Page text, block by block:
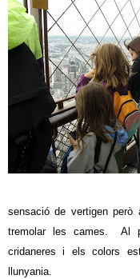
sensació de vertigen però
tremolar les cames. Al
cridaneres i els colors
llunyania.